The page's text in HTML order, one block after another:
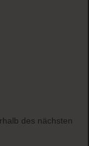
des nächsten